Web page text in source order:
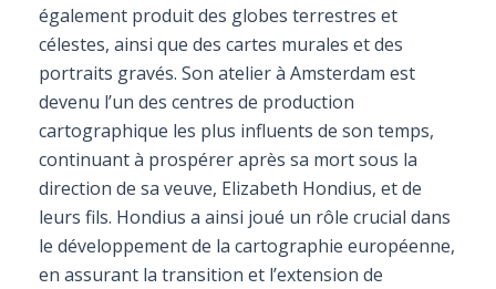
également produit des globes terrestres et
célestes, ainsi que des cartes murales et des
portraits gravés. Son atelier à Amsterdam est
devenu l’un des centres de production
cartographique les plus influents de son temps,
continuant à prospérer après sa mort sous la
direction de sa veuve, Elizabeth Hondius, et de
leurs fils. Hondius a ainsi joué un rôle crucial dans
le développement de la cartographie européenne,
en assurant la transition et l’extension de